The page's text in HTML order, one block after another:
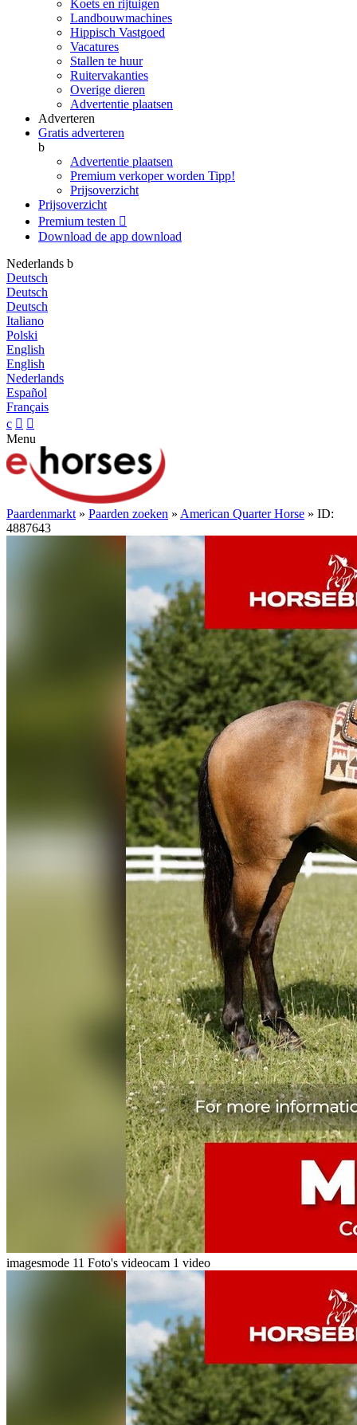
Koets en rijtuigen
Landbouwmachines
Hippisch Vastgoed
Vacatures
Stallen te huur
Ruitervakanties
Overige dieren
Advertentie plaatsen
Adverteren
Gratis adverteren
b
Advertentie plaatsen
Premium verkoper worden Tipp!
Prijsoverzicht
Prijsoverzicht
Premium testen 
Download de app download
Nederlands b
Deutsch
Deutsch
Deutsch
Italiano
Polski
English
English
Nederlands
Español
Français
c  
Menu
Paardenmarkt » Paarden zoeken » American Quarter Horse » ID:
4887643
imagesmode 11 Foto's videocam 1 video